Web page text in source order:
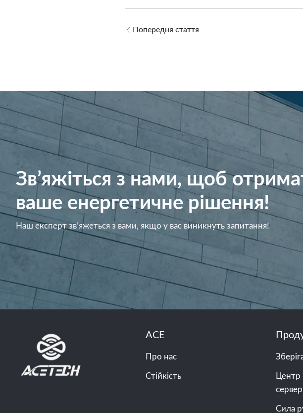
Попередня стаття
Зв’яжіться з нами, щоб
ваше енергетичне рішення!
Наш експерт зв’яжеться з вами, якщо у вас виникнуть запитання!
ACE
Про нас
Стійкість
Центр
Сила